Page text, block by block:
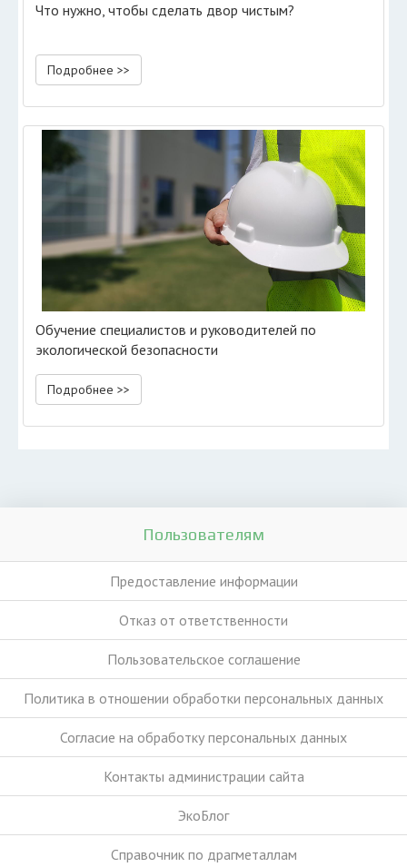
Что нужно, чтобы сделать двор чистым?
Подробнее >>
Обучение специалистов и руководителей по
экологической безопасности
Подробнее >>
Пользователям
Предоставление информации
Отказ от ответственности
Пользовательское соглашение
Политика в отношении обработки персональных данных
Согласие на обработку персональных данных
Контакты администрации сайта
ЭкоБлог
Справочник по драгметаллам